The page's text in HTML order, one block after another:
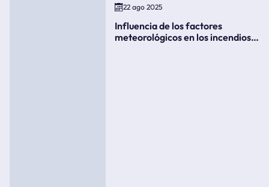
22 ago 2025
Influencia de los factores
meteorológicos en los incendios